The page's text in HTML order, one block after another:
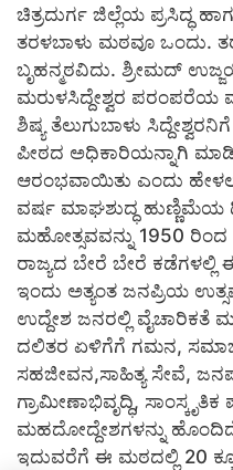
ಚಿತ್ರದುರ್ಗ ಜಿಲ್ಲೆಯ ಪ್ರಸಿದ್ಧ
ತರಳಬಾಳು ಮಠವೂ ಒಂದು.
ಬೃಹನ್ಮಠವಿದು. ಶ್ರೀಮದ್
ಮರುಳಸಿದ್ದೇಶ್ವರ ಪರಂಪರೆಯ
ಶಿಷ್ಯ ತೆಲುಗುಬಾಳು
ಪೀಠದ ಅಧಿಕಾರಿಯನ್ನಾಗಿ
ಆರಂಭವಾಯಿತು ಎಂದು
ವರ್ಷ ಮಾಘಶುದ್ಧ ಹುಣ್ಣಿಮೆಯ
ಮಹೋತ್ಸವವನ್ನು 1950 ರಿಂದ
ರಾಜ್ಯದ ಬೇರೆ ಬೇರೆ ಕಡೆಗಳಲ್ಲಿ
ಇಂದು ಅತ್ಯಂತ ಜನಪ್ರಿಯ
ಉದ್ದೇಶ ಜನರಲ್ಲಿ ವೈಚಾರಿಕತೆ
ದಲಿತರ ಏಳಿಗೆಗೆ ಗಮನ,
ಸಹಜೀವನ,ಸಾಹಿತ್ಯ ಸೇವೆ,
ಗ್ರಾಮೀಣಾಭಿವೃದ್ಧಿ,
ಮಹದೋದ್ದೇಶಗಳನ್ನು
ಇದುವರೆಗೆ ಈ ಮಠದಲ್ಲಿ 20